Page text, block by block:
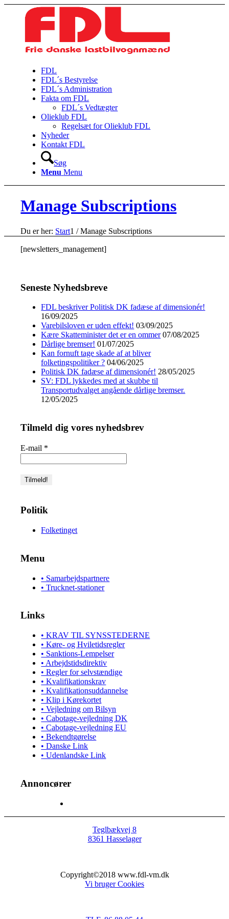
FDL
FDL´s Bestyrelse
FDL´s Administration
Fakta om FDL
FDL´s Vedtægter
Olieklub FDL
Regelsæt for Olieklub FDL
Nyheder
Kontakt FDL
Søg
Menu Menu
Manage Subscriptions
Du er her: Start1 / Manage Subscriptions
[newsletters_management]
Seneste Nyhedsbreve
FDL beskriver Politisk DK fadæse af dimensionér!
16/09/2025
Varebilsloven er uden effekt! 03/09/2025
Kære Skatteminister det er en ommer 07/08/2025
Dårlige bremser! 01/07/2025
Kan fornuft tage skade af at bliver
folketingspolitiker ? 04/06/2025
Politisk DK fadæse af dimensionér! 28/05/2025
SV: FDL lykkedes med at skubbe til
Transportudvalget angående dårlige bremser.
12/05/2025
Tilmeld dig vores nyhedsbrev
E-mail *
Politik
Folketinget
Menu
• Samarbejdspartnere
• Trucknet-stationer
Links
• KRAV TIL SYNSSTEDERNE
• Køre- og Hviletidsregler
• Sanktions-Lempelser
• Arbejdstidsdirektiv
• Regler for selvstændige
• Kvalifikationskrav
• Kvalifikationsuddannelse
• Klip i Kørekortet
• Vejledning om Bilsyn
• Cabotage-vejledning DK
• Cabotage-vejledning EU
• Bekendtgørelse
• Danske Link
• Udenlandske Link
Annoncører
Teglbækvej 8
8361 Hasselager
Copyright©2018 www.fdl-vm.dk
Vi bruger Cookies